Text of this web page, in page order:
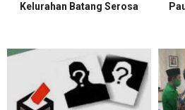
Kelurahan Batang Serosa